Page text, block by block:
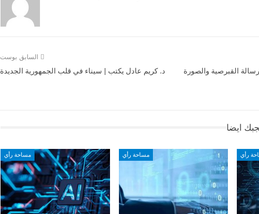
السابق بوست
د. كريم عادل يكتب | سيناء في قلب الجمهورية الجديدة
القبرصية والصورة
ايضا
مساحة رأي مساحة رأي رأي